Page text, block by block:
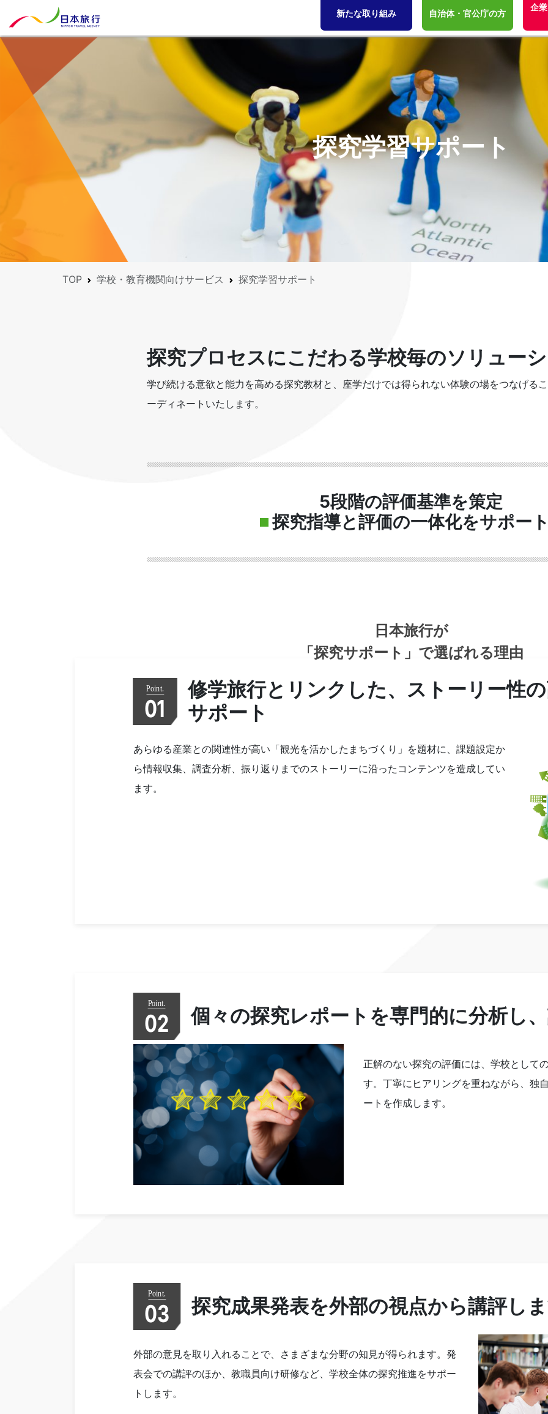
新たな取り組み 自治体・官公庁の方
企
探究学習サポート
TOP 学校・教育機関向けサービス 探究学習サポート
探究プロセスにこだわる学校毎のソリュー
学び続ける意欲と能力を高める探究教材と、座学だけでは得られない体験の場をつなげる
ーディネートいたします。
5段階の評価基準を策定
探究指導と評価の一体化をサポー
日本旅行が
「探究サポート」 で選ばれる理由
01
修学旅行とリンクした、ストーリー性
サポート
あらゆる産業との関連性が高い「観光を活かしたまちづくり」を題材に、課題設定か
ら情報収集、調査分析、振り返りまでのストーリーに沿ったコンテンツを造成してい
ます。
02 個々の探究レポートを専門的に分析し
正解のない探究の評価には、学校として
す。丁寧にヒアリングを重ねながら、独
ートを作成します。
03 探究成果発表を外部の視点から講評し
外部の意見を取り入れることで、さまざまな分野の知見が得られます。発
表会での講評のほか、教職員向け研修など、学校全体の探究推進をサポー
トします。